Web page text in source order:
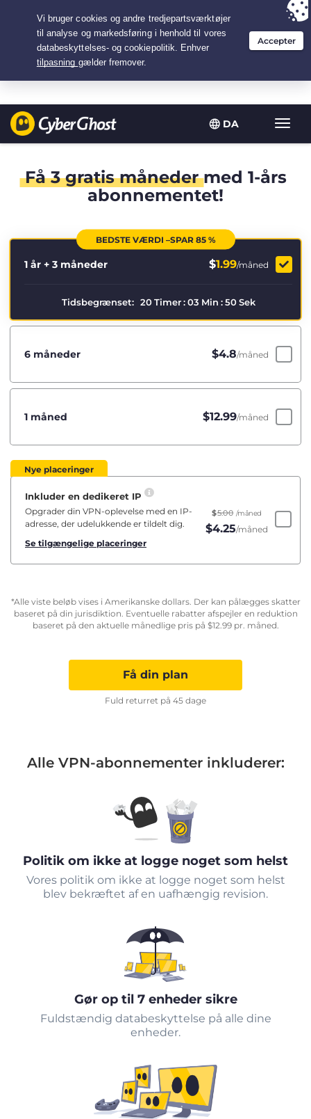
DA
Slå
Your choice: The Best Deal for 1.25-years at $
Få 3 gratis månedermed 1-års
abonnementet!
BEDSTE VÆRDI –SPAR 85 %
1 år + 3 måneder $1.99/måned
Tidsbegrænset: 20 Timer : 03 Min : 49 Sek
6 måneder $4.8/måned
1 måned $12.99/måned
Nye placeringer
Inkluder en dedikeret IP
Opgrader din VPN-oplevelse med en IP-
adresse, der udelukkende er tildelt dig.
Se tilgængelige placeringer
$5.00 /måned
$4.25/måned
*Alle viste beløb vises i Amerikanske dollars. Der kan pålægges skatter
baseret på din jurisdiktion. Eventuelle rabatter afspejler en reduktion
baseret på den aktuelle månedlige pris på $12.99pr. måned.
Få din plan
Fuld returret på 45 dage
Alle VPN-abonnementer inkluderer:
Politik om ikke at logge noget som helst
Vores politik om ikke at logge noget som helst
blev bekræftet af en uafhængig revision.
Gør op til 7 enheder sikre
Fuldstændig databeskyttelse på alle dine
enheder.